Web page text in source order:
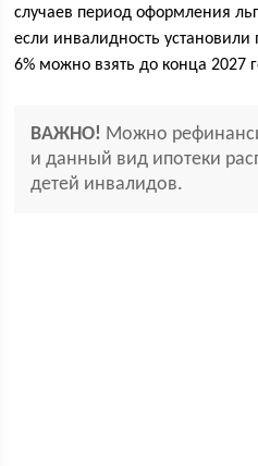
случаев период оформления
если инвалидность установили
6% можно взять до конца 2027
ВАЖНО! Можно
и данный вид ипотеки
детей инвалидов.